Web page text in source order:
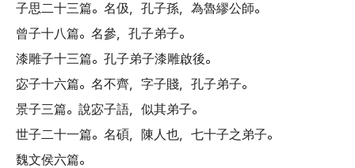
子思二十三篇。 名伋， 孔子孫， 為魯繆公師。
曾子十八篇。 名參， 孔子弟子。
漆雕子十三篇。 孔子弟子漆雕啟後。
宓子十六篇。 名不齊， 字子賤， 孔子弟子。
景子三篇。 說宓子語， 似其弟子。
世子二十一篇。 名碩， 陳人也， 七十子之弟子。
魏文侯六篇。